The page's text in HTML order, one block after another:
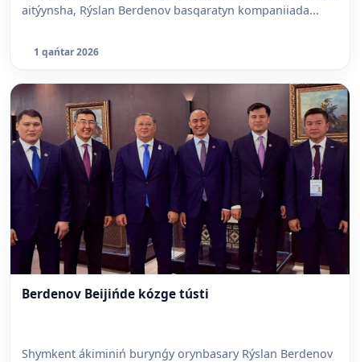
aitýynsha, Rýslan Berdenov basqaratyn kompaniiada...
1 qańtar 2026
Berdenov Beijińde kózge tústi
Shymkent ákiminiń burynǵy orynbasary Rýslan Berdenov